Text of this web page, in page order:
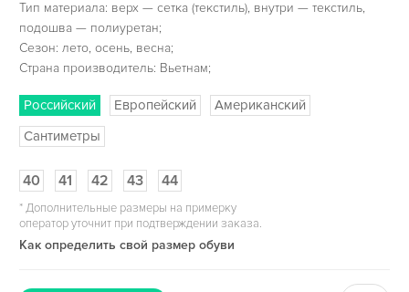
Тип материала: верх — сетка (текстиль), внутри — текстиль,
подошва — полиуретан;
Сезон: лето, осень, весна;
Страна производитель: Вьетнам;
Российский Европейский
Американский
Сантиметры
40 41 42 43 44
*Дополнительные размеры на примерку
оператор уточнит при подтверждении заказа.
Как определить свой размер обуви